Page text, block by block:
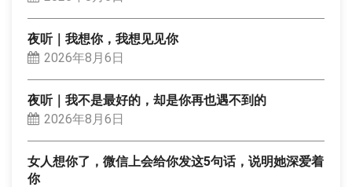
夜听｜我想你，我想见见你
2026年8月6日
夜听｜我不是最好的，却是你再也遇不到的
2026年8月6日
女人想你了，微信上会给你发这5句话，说明她深爱着
你